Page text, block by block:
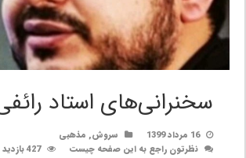
سخنرانی‌های استاد
16 مرداد 1399 سروش, مذهبی
نظرتون راجع به این صفحه چیست
427 بازدید